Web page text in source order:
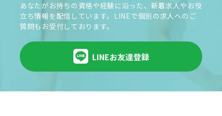
あなたがお持ちの資格や経験に沿った、新着求人やお役
立ち情報を配信しています。LINEで個別の求人へのご
質問もお受付しております。
LINEお友達登録